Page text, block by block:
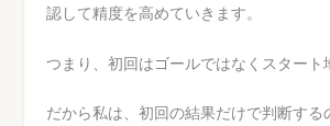
認して精度を高めていきます。
つまり、初回はゴールではなくスタート
だから私は、初回の結果だけで判断する